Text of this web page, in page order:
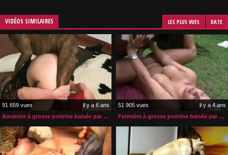
VIDÉOS SIMILAIRES LES PLUS VUES DATE
91 659 vues
il y a 6 ans
Amatrice à grosse poitrine baisée par son boxer
51 905 vues
il y a 4 ans
Fermière à grosse poitrine baisée par son cheval